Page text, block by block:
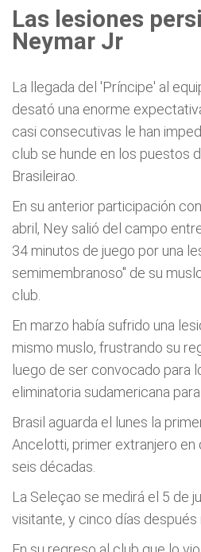
Las lesiones
Neymar Jr
La llegada del 'Príncipe' al
desató una enorme
casi consecutivas le han
club se hunde en los puestos
Brasileirao.
En su anterior participación
abril, Ney salió del campo
34 minutos de juego por una
semimembranoso" de su
club.
En marzo había sufrido una
mismo muslo, frustrando su
luego de ser convocado para
eliminatoria sudamericana
Brasil aguarda el lunes la
Ancelotti, primer extranjero en
seis décadas.
La Seleçao se medirá el 5 de
visitante, y cinco días después